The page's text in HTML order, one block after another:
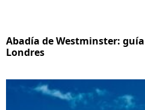
Abadía de Westminster:
Londres